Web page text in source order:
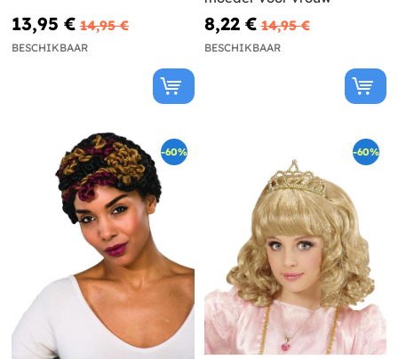
13,95 € 14,95 €
BESCHIKBAAR
8,22 € 14,95 €
BESCHIKBAAR
-60% -60%